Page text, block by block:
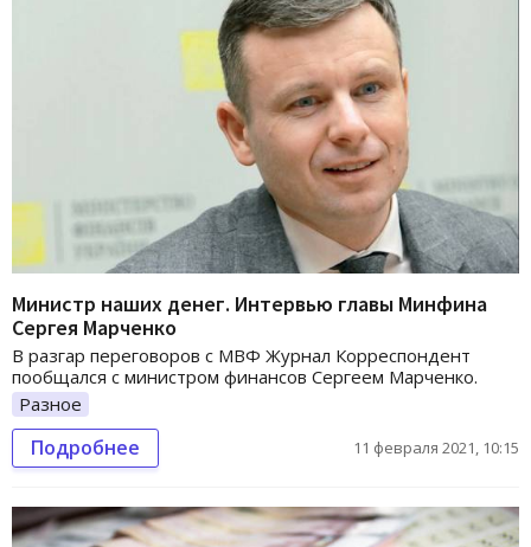
Министр наших денег. Интервью главы Минфина
Сергея Марченко
В разгар переговоров с МВФ Журнал Корреспондент
пообщался с министром финансов Сергеем Марченко.
Разное
Подробнее 11 февраля 2021, 10:15